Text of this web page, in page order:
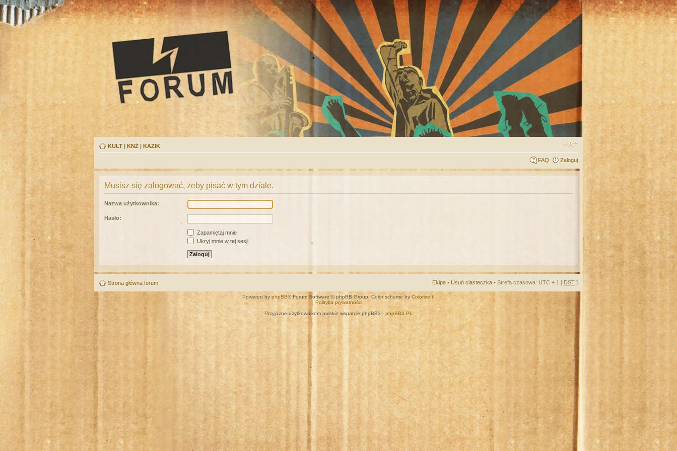
KULT | KNŻ | KAZIK
FAQ Zaloguj
Musisz się zalogować, żeby pisać w tym dziale.
Nazwa użytkownika:
Hasło:
Zapamiętaj mnie
Ukryj mnie w tej sesji
Strona główna forum Ekipa • Usuń ciasteczka • Strefa czasowa: UTC + 1 [ DST ]
Powered by phpBB® Forum Software © phpBB Group. Color scheme by ColorizeIt!
Polityka prywatności
Przyjazne użytkownikom polskie wsparcie phpBB3 - phpBB3.PL